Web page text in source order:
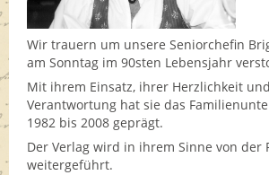
Wir trauern um unsere Seniorchefin
am Sonntag im 90sten Lebensjahr
Mit ihrem Einsatz, ihrer Herzlichkeit
Verantwortung hat sie das
1982 bis 2008 geprägt.
Der Verlag wird in ihrem Sinne von der
weitergeführt.